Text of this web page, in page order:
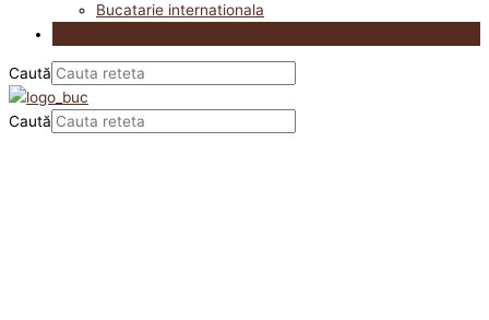
Bucatarie internationala
Caută
Caută